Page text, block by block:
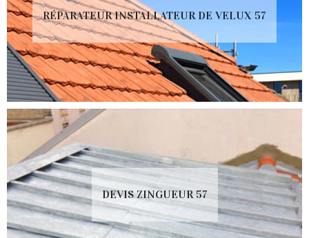
RÉPARATEUR INSTALLATEUR DE VELUX 57
DEVIS ZINGUEUR 57